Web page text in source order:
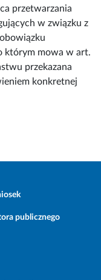
przetwarzania
w związku z
którym mowa w art.
przekazana
konkretnej
publicznego